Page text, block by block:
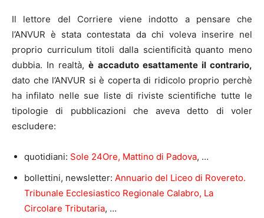
Il lettore del Corriere viene indotto a pensare che
l’ANVUR è stata contestata da chi voleva inserire nel
proprio curriculum titoli dalla scientificità quanto meno
dubbia. In realtà,è accaduto esattamente il contrario,
dato che l’ANVUR si è coperta di ridicolo proprio perchè
ha infilato nelle sue liste di riviste scientifiche tutte le
tipologie di pubblicazioni che aveva detto di voler
escludere:
quotidiani: Sole 24Ore, Mattino di Padova, …
bollettini, newsletter: Annuario del Liceo di Rovereto.
Tribunale Ecclesiastico Regionale Calabro, La
Circolare Tributaria, …